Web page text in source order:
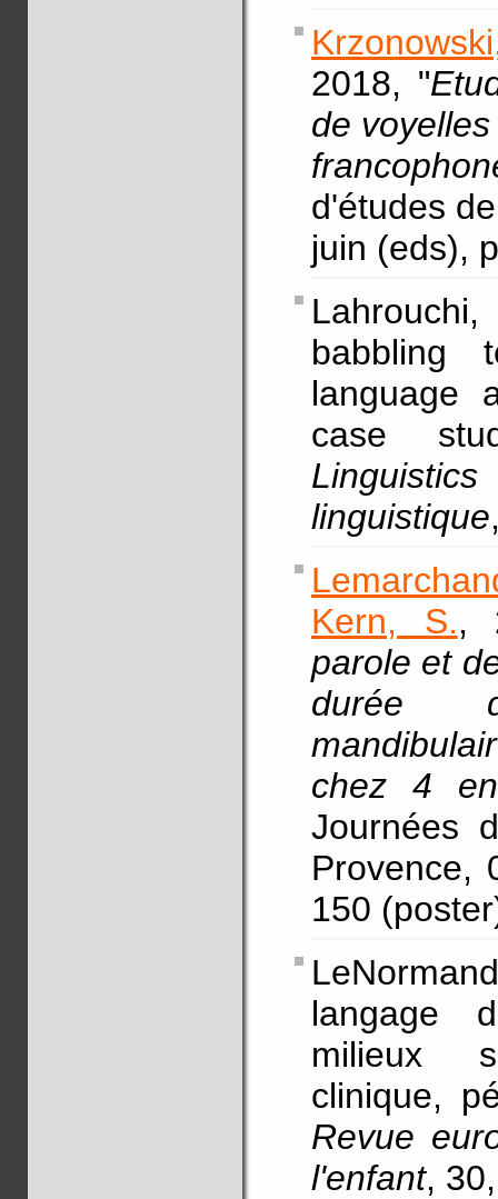
2018, "
de
d'études
juin (eds),
babbling
language
case
linguistique
Kern, S.,
parole et
durée
chez 4
Journées
Provence,
150
langage
milieux
clinique,
Revue
l'enfant,